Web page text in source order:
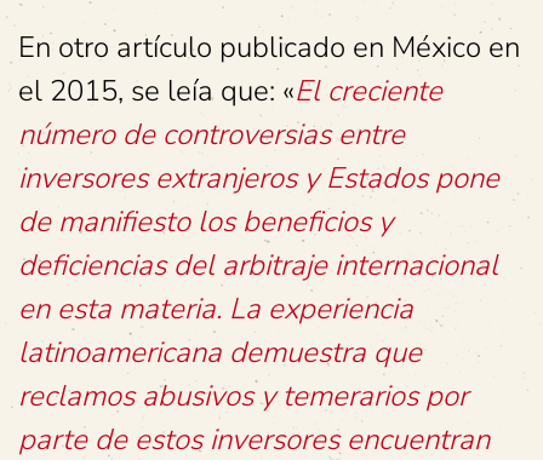
En otro artículo publicado en México en
el 2015, se leía que: «El creciente
número de controversias entre
inversores extranjeros y Estados pone
de manifiesto los beneficios y
deficiencias del arbitraje internacional
en esta materia. La experiencia
latinoamericana demuestra que
reclamos abusivos y temerarios por
parte de estos inversores encuentran